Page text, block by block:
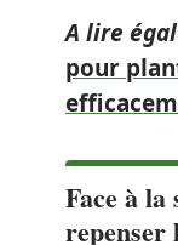
A lire
pour
Face à la
repenser